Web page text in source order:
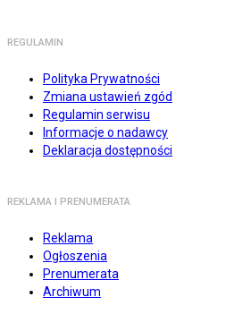
REGULAMIN
Polityka Prywatności
Zmiana ustawień zgód
Regulamin serwisu
Informacje o nadawcy
Deklaracja dostępności
REKLAMA I PRENUMERATA
Reklama
Ogłoszenia
Prenumerata
Archiwum